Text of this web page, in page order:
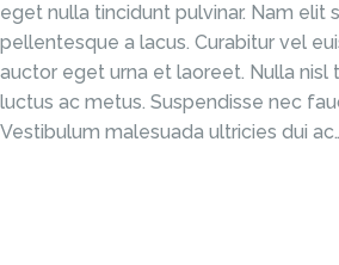
eget nulla tincidunt pulvinar. Nam elit
pellentesque a lacus. Curabitur vel
auctor eget urna et laoreet. Nulla
luctus ac metus. Suspendisse nec
Vestibulum malesuada ultricies dui